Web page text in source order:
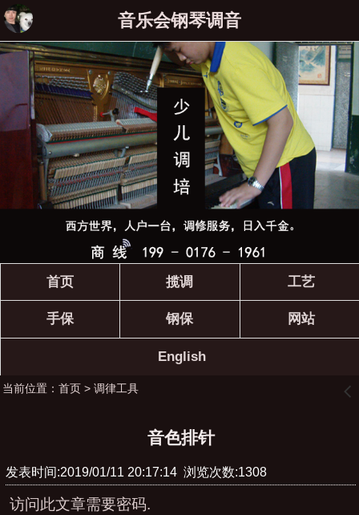
音乐会钢琴调音
首页 揽调 工艺
手保 钢保 网站
English
当前位置： 首页> 调律工具 󰊒
音色排针
发表时间:2019/01/11 20:17:14 浏览次数:1308
访问此文章需要密码.